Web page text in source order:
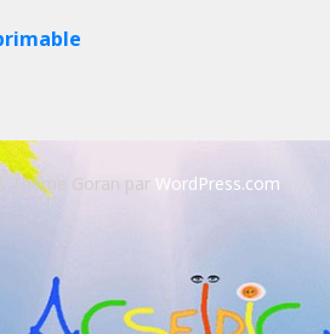
Thème Goran par WordPress.com